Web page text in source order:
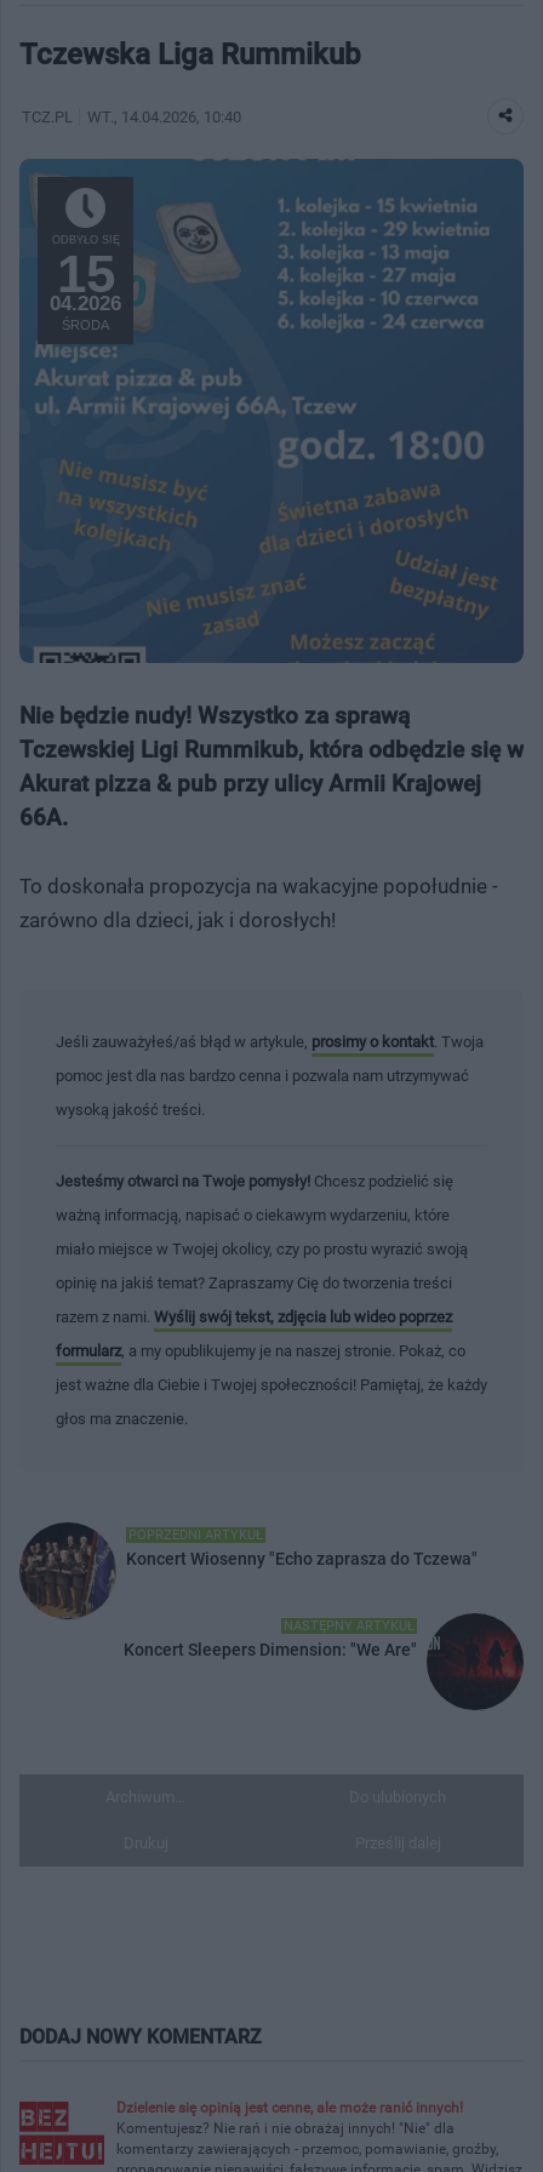
Tczewska Liga Rummikub
TCZ.PL WT. , 14.04.2026, 10:40
ODBYŁO SIĘ
15
04.2026
ŚRODA
Nie będzie nudy! Wszystko za sprawą
Tczewskiej Ligi Rummikub, która odbędzie się w
Akurat pizza & pub przy ulicy Armii Krajowej
66A.
To doskonała propozycja na wakacyjne popołudnie -
zarówno dla dzieci, jak i dorosłych!
Jeśli zauważyłeś/aś błąd w artykule, prosimy o kontakt . Twoja
pomoc jest dla nas bardzo cenna i pozwala nam utrzymywać
wysoką jakość treści.
Jesteśmy otwarci na Twoje pomysły! Chcesz podzielić się
ważną informacją, napisać o ciekawym wydarzeniu, które
miało miejsce w Twojej okolicy, czy po prostu wyrazić swoją
opinię na jakiś temat? Zapraszamy Cię do tworzenia treści
razem z nami. Wyślij swój tekst, zdjęcia lub wideo poprzez
formularz , a my opublikujemy je na naszej stronie. Pokaż, co
jest ważne dla Ciebie i Twojej społeczności! Pamiętaj, że każdy
głos ma znaczenie.
POPRZEDNI ARTYKUŁ
Koncert Wiosenny "Echo zaprasza do Tczewa"
NASTĘPNY ARTYKUŁ
Koncert Sleepers Dimension: "We Are"
DODAJ NOWY KOMENTARZ
Dzielenie się opinią jest cenne, ale może ranić innych!
Komentujesz? Nie rań i nie obrażaj innych! "Nie" dla
komentarzy zawierających - przemoc, pomawianie, groźby,